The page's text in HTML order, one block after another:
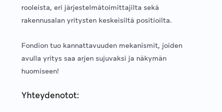
rooleista, eri järjestelmätoimittajilta sekä
rakennusalan yritysten keskeisiltä positioilta.
Fondion tuo kannattavuuden mekanismit, joiden
avulla yritys saa arjen sujuvaksi ja näkymän
huomiseen!
Yhteydenotot: